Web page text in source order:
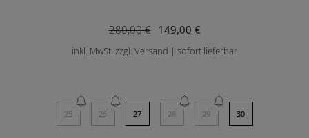
149,00 €
280,00 €
inkl. MwSt. zzgl. Versand | sofort lieferbar
25 26 27 28 29 30